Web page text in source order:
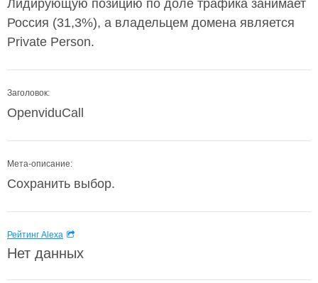
Лидирующую позицию по доле трафика занимает
Россия (31,3%), а владельцем домена является
Private Person.
Заголовок:
OpenviduCall
Мета-описание:
Сохранить выбор.
Рейтинг Alexa
Нет данных